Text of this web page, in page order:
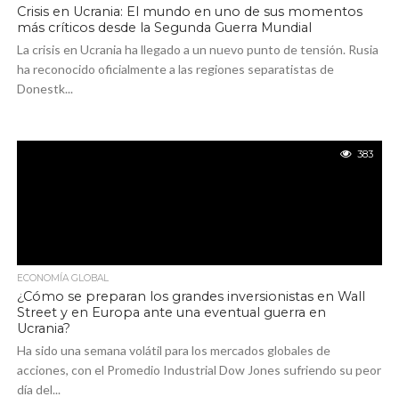
Crisis en Ucrania: El mundo en uno de sus momentos
más críticos desde la Segunda Guerra Mundial
La crisis en Ucrania ha llegado a un nuevo punto de tensión. Rusia
ha reconocido oficialmente a las regiones separatistas de
Donestk...
383
ECONOMÍA GLOBAL
¿Cómo se preparan los grandes inversionistas en Wall
Street y en Europa ante una eventual guerra en
Ucrania?
Ha sido una semana volátil para los mercados globales de
acciones, con el Promedio Industrial Dow Jones sufriendo su peor
día del...